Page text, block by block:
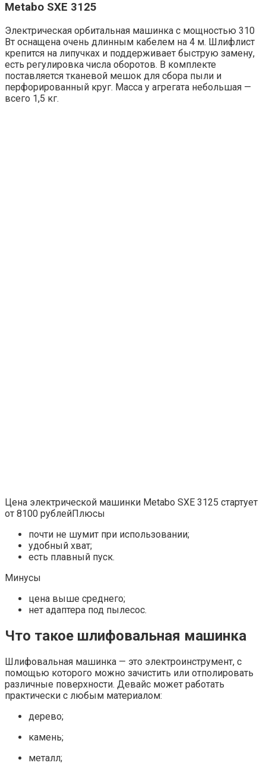
Metabo SXE 3125
Электрическая орбитальная машинка с мощностью 310
Вт оснащена очень длинным кабелем на 4 м. Шлифлист
крепится на липучках и поддерживает быструю замену,
есть регулировка числа оборотов. В комплекте
поставляется тканевой мешок для сбора пыли и
перфорированный круг. Масса у агрегата небольшая —
всего 1,5 кг.
Цена электрической машинки Metabo SXE 3125 стартует
от 8100 рублейПлюсы
почти не шумит при использовании;
удобный хват;
есть плавный пуск.
Минусы
цена выше среднего;
нет адаптера под пылесос.
Что такое шлифовальная машинка
Шлифовальная машинка — это электроинструмент, с
помощью которого можно зачистить или отполировать
различные поверхности. Девайс может работать
практически с любым материалом:
дерево;
камень;
металл;